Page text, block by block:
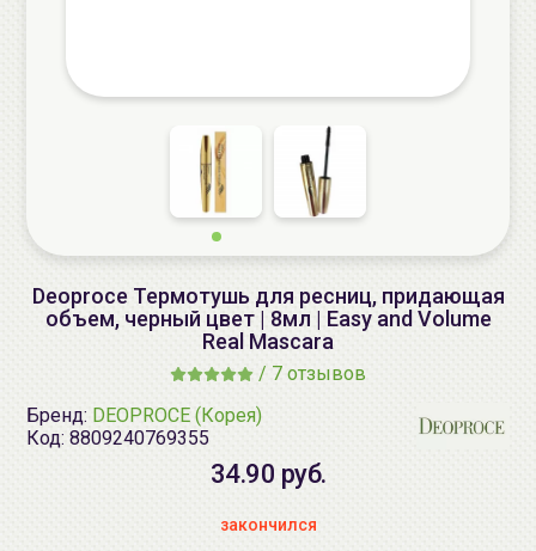
Deoproce Термотушь для ресниц, придающая
объем, черный цвет | 8мл | Easy and Volume
Real Mascara
/ 7 отзывов
Бренд: DEOPROCE (Корея)
Код: 8809240769355
34.90 руб.
закончился